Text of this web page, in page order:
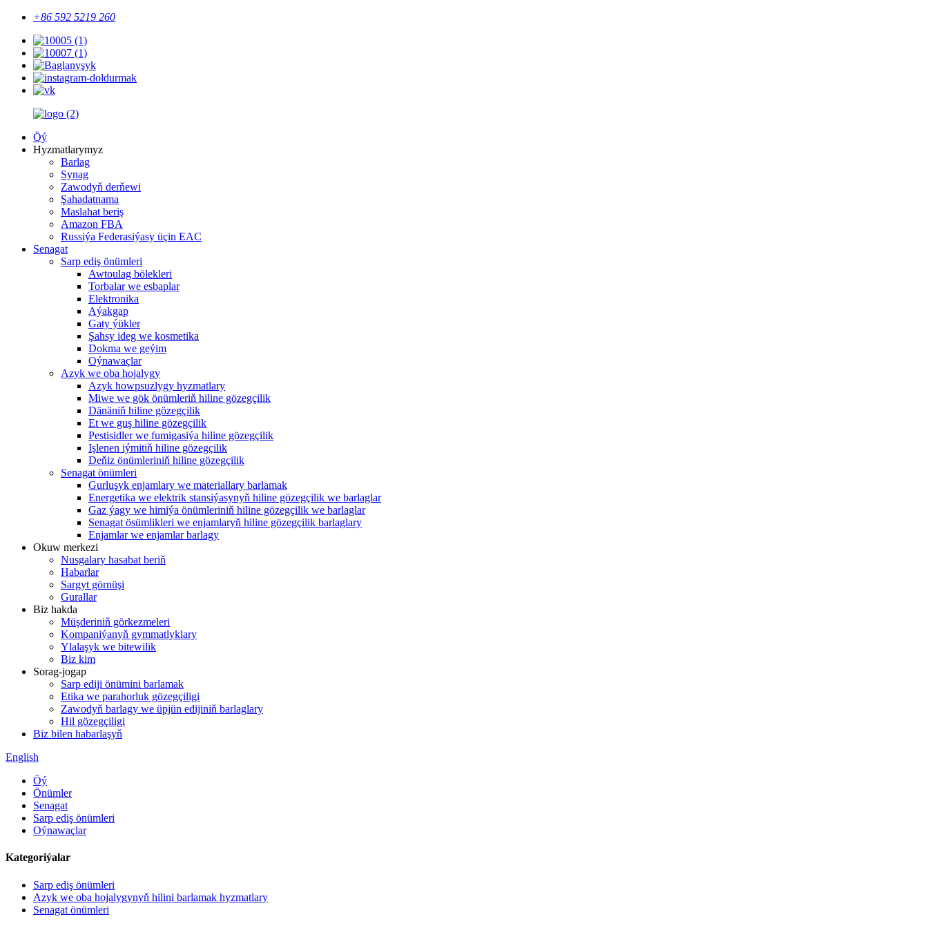
+86 592 5219 260
Öý
Hyzmatlarymyz
Barlag
Synag
Zawodyň derňewi
Şahadatnama
Maslahat beriş
Amazon FBA
Russiýa Federasiýasy üçin EAC
Senagat
Sarp ediş önümleri
Awtoulag bölekleri
Torbalar we esbaplar
Elektronika
Aýakgap
Gaty ýükler
Şahsy ideg we kosmetika
Dokma we geýim
Oýnawaçlar
Azyk we oba hojalygy
Azyk howpsuzlygy hyzmatlary
Miwe we gök önümleriň hiline gözegçilik
Dänäniň hiline gözegçilik
Et we guş hiline gözegçilik
Pestisidler we fumigasiýa hiline gözegçilik
Işlenen iýmitiň hiline gözegçilik
Deňiz önümleriniň hiline gözegçilik
Senagat önümleri
Gurluşyk enjamlary we materiallary barlamak
Energetika we elektrik stansiýasynyň hiline gözegçilik we barlaglar
Gaz ýagy we himiýa önümleriniň hiline gözegçilik we barlaglar
Senagat ösümlikleri we enjamlaryň hiline gözegçilik barlaglary
Enjamlar we enjamlar barlagy
Okuw merkezi
Nusgalary hasabat beriň
Habarlar
Sargyt görnüşi
Gurallar
Biz hakda
Müşderiniň görkezmeleri
Kompaniýanyň gymmatlyklary
Ylalaşyk we bitewilik
Biz kim
Sorag-jogap
Sarp ediji önümini barlamak
Etika we parahorluk gözegçiligi
Zawodyň barlagy we üpjün edijiniň barlaglary
Hil gözegçiligi
Biz bilen habarlaşyň
English
Öý
Önümler
Senagat
Sarp ediş önümleri
Oýnawaçlar
Kategoriýalar
Sarp ediş önümleri
Azyk we oba hojalygynyň hilini barlamak hyzmatlary
Senagat önümleri